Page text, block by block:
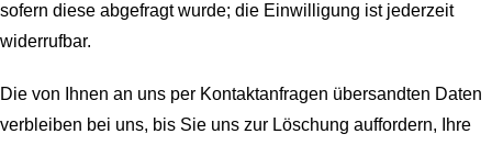
sofern diese abgefragt wurde; die Einwilligung ist jederzeit
widerrufbar.
Die von Ihnen an uns per Kontaktanfragen übersandten Daten
verbleiben bei uns, bis Sie uns zur Löschung auffordern, Ihre